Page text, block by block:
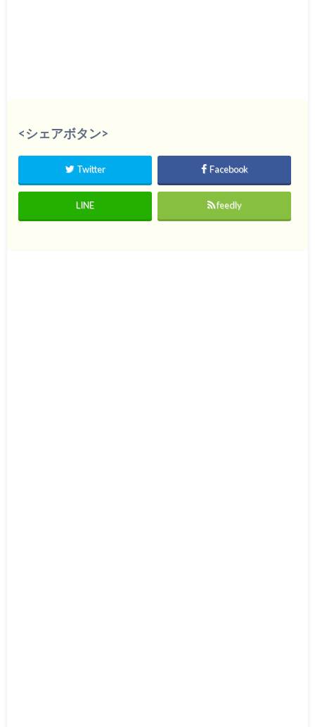
<シェアボタン>
Twitter Facebook
LINE feedly